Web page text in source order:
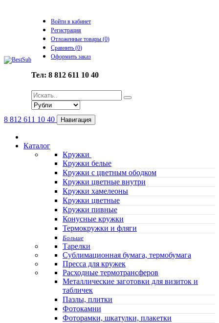
Войти в кабинет
Регистрация
Отложенные товары (0)
Сравнить (0)
Оформить заказ
Тел: 8 812 611 10 40
8 812 611 10 40 Навигация
Каталог
Кружки
Кружки белые
Кружки с цветным ободком
Кружки цветные внутри
Кружки хамелеоны
Кружки цветные
Кружки пивные
Конусные кружки
Термокружки и фляги
Больше
Тарелки
Сублимационная бумага, термобумага
Пресса для кружек
Расходные термотрансферов
Металлические заготовки для визиток и
табличек
Пазлы, плитки
Фотокамни
Фоторамки, шкатулки, плакетки